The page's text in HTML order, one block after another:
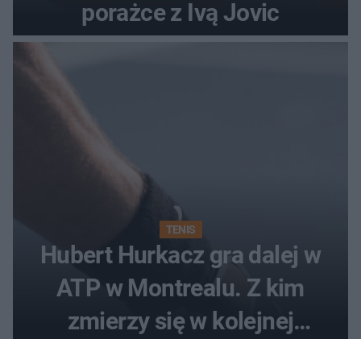
porażce z Ivą Jovic
TENIS
Hubert Hurkacz gra dalej w
ATP w Montrealu. Z kim
zmierzy się w kolejnej